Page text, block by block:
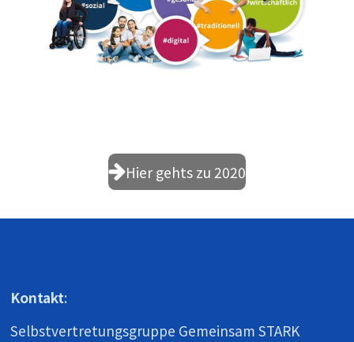
Hier gehts zu 2020
Kontakt:
Selbstvertretungsgruppe Gemeinsam STARK